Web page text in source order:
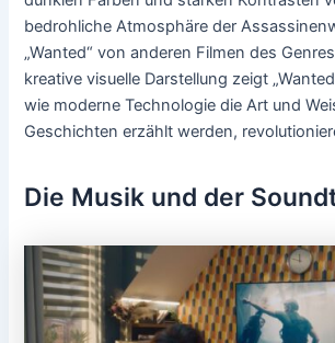
bedrohliche Atmosphäre der
„Wanted“ von anderen Filmen des
kreative visuelle Darstellung zeigt
wie moderne Technologie die Art und
Geschichten erzählt werden,
Die Musik und der